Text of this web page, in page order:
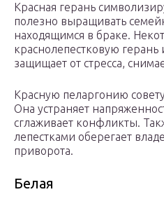
Красная герань
полезно выращивать
находящимся в браке.
краснолепестковую
защищает от стресса,
Красную пеларгонию
Она устраняет
сглаживает конфликты.
лепестками оберегает
приворота.
Белая